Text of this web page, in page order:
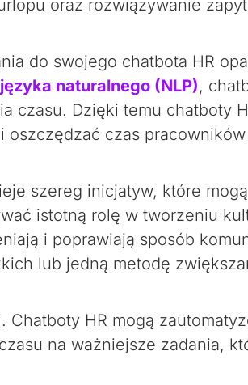
oraz rozwiązywanie
do swojego chatbota HR
naturalnego (NLP),
czasu. Dzięki temu chatboty
czas
szereg inicjatyw, które
istotną rolę w tworzeniu
i poprawiają sposób
lub jedną metodę
Chatboty HR mogą
na ważniejsze zadania,